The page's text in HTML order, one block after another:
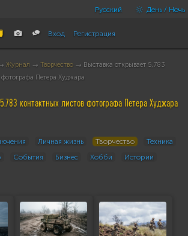
Русский День / Ночь
Вход Регистрация
Журнал → Творчество → Выставка открывает 5,783
Петера Худжара
контактных листов фотографа Петера Худжара
Личная жизнь Творчество
Техника
События Бизнес Хобби Истории